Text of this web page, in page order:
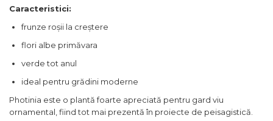
Caracteristici:
frunze roșii la creștere
flori albe primăvara
verde tot anul
ideal pentru grădini moderne
Photinia este o plantă foarte apreciată pentru gard viu
ornamental, fiind tot mai prezentă în proiecte de peisagistică.